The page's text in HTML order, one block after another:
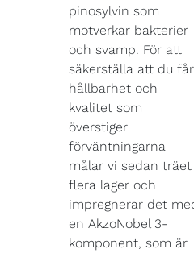
pinosylvin som
motverkar bakterier
och svamp. För att
säkerställa att du får
hållbarhet och
kvalitet som
överstiger
förväntningarna
målar vi sedan träet
flera lager och
impregnerar det
en AkzoNobel 3-
komponent, som är